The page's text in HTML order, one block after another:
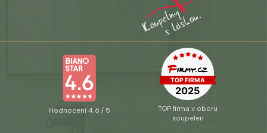
Hodnocení 4.6 / 5
TOP firma v oboru
koupelen